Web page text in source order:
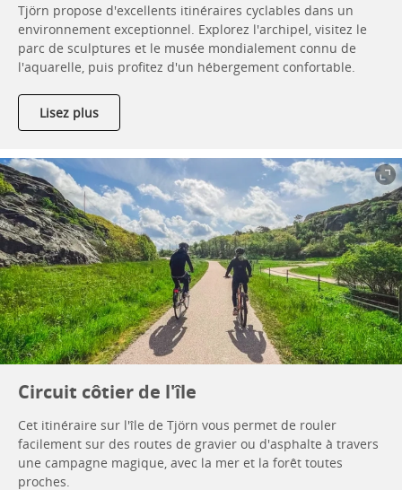
Tjörn propose d'excellents itinéraires cyclables dans un
environnement exceptionnel. Explorez l'archipel, visitez le
parc de sculptures et le musée mondialement connu de
l'aquarelle, puis profitez d'un hébergement confortable.
Lisez plus
Circuit côtier de l'île
Cet itinéraire sur l'île de Tjörn vous permet de rouler
facilement sur des routes de gravier ou d'asphalte à travers
une campagne magique, avec la mer et la forêt toutes
proches.